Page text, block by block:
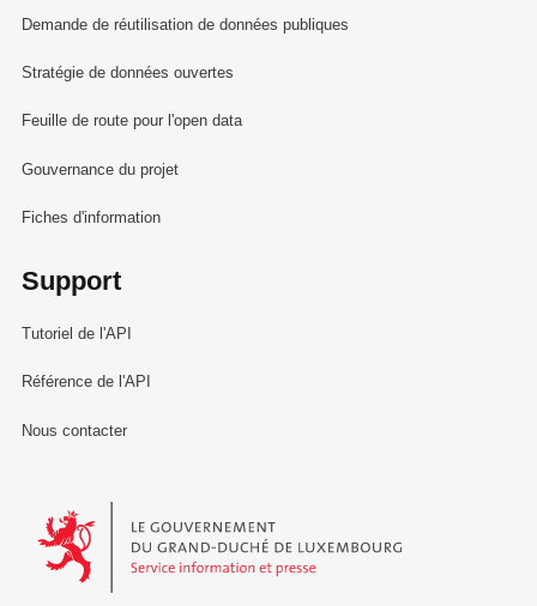
Demande de réutilisation de données publiques
Stratégie de données ouvertes
Feuille de route pour l'open data
Gouvernance du projet
Fiches d'information
Support
Tutoriel de l'API
Référence de l'API
Nous contacter
Le Gouvernement du Grand-Duché de Luxembourg - Service